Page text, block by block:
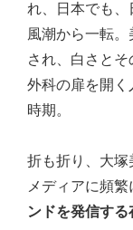
れ、日本でも、
風潮から一転
され、白さと
外科の扉を開
時期。
折も折り、大
メディアに頻繁
ンドを発信する